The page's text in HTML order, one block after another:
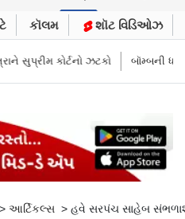
કૉલમ શૉટ વિડિઓઝ
ધમકી બાદ મુંબઈમાં હાઈ ઍલર્ટ:
> આર્ટિકલ્સ > હવે સરપંચ સાહેબ સંભળાશે